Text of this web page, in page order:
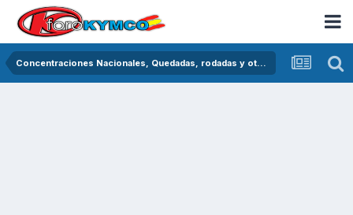
Concentraciones Nacionales, Quedadas, rodadas y otras crónicas del asfalto